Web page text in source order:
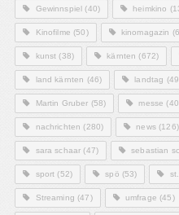
Gewinnspiel (40) heimkino
Kinofilme (50) kinomagazin
kunst (38) kärnten (672)
land kärnten (46) landtag
Martin Gruber (58) messe
nachrichten (280) news(126)
sara schaar (47) sebastian
sport (52) spö (53)
Streaming (47) umfrage (45)